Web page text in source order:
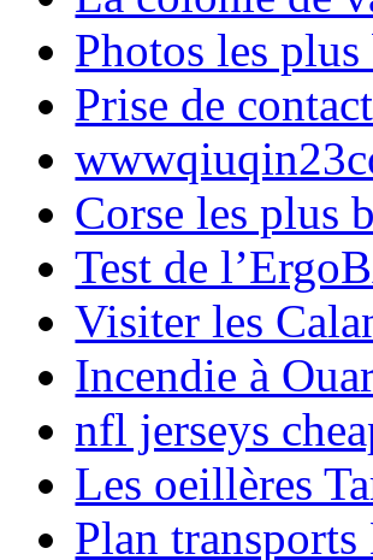
Photos les
Prise de
Corse les plus
Test de
Visiter les
Incendie à
nfl jerseys
Les oeillères
Plan